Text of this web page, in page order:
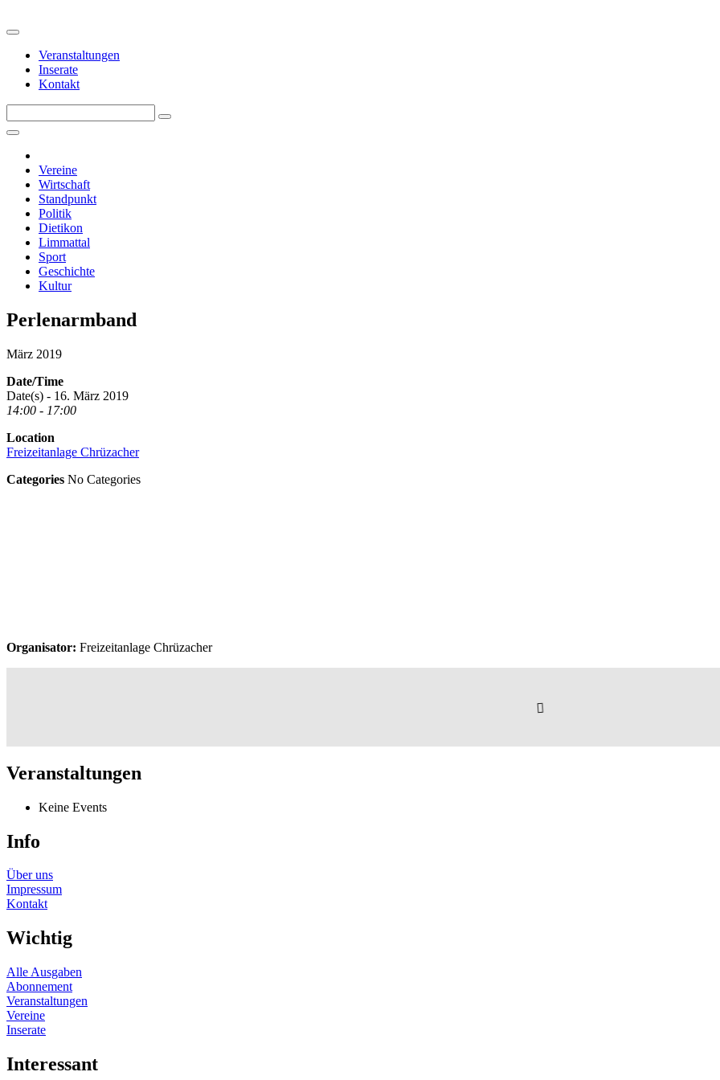
Veranstaltungen
Inserate
Kontakt
Vereine
Wirtschaft
Standpunkt
Politik
Dietikon
Limmattal
Sport
Geschichte
Kultur
Perlenarmband
März 2019
Date/Time
Date(s) - 16. März 2019
14:00 - 17:00
Location
Freizeitanlage Chrüzacher
Categories No Categories
Organisator: Freizeitanlage Chrüzacher
Veranstaltungen
Keine Events
Info
Über uns
Impressum
Kontakt
Wichtig
Alle Ausgaben
Abonnement
Veranstaltungen
Vereine
Inserate
Interessant